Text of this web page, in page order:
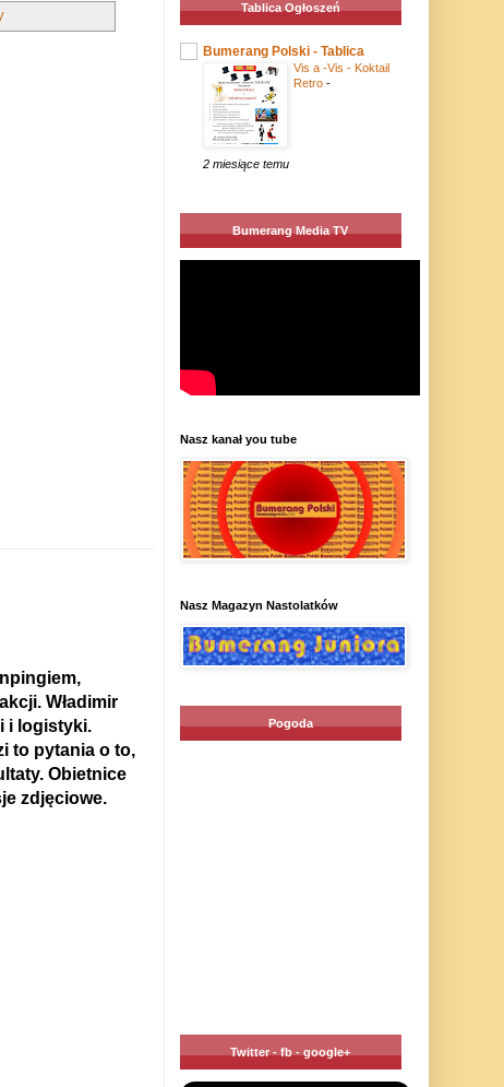
Władimir
i logistyki.
to pytania o to,
Obietnice
zdjęciowe.
Tablica Ogłoszeń
Bumerang Polski - Tablica
Vis a -Vis - Koktail
Retro -
2 miesiące temu
Bumerang Media TV
Nasz kanał you tube
Nasz Magazyn Nastolatków
Pogoda
Twitter - fb - google+